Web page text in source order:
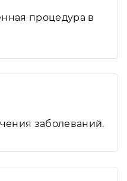
процедура в
заболеваний.